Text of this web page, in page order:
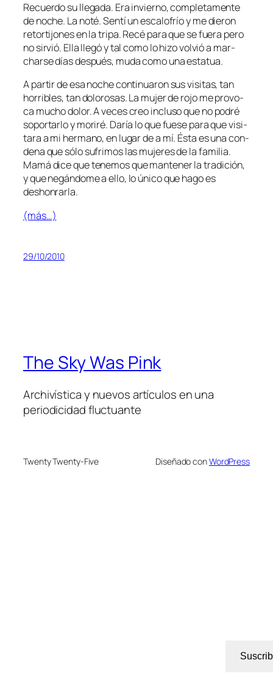
Recuerdo su lle­ga­da. Era in­vierno, com­ple­ta­men­te
de no­che. La no­té. Sentí un es­ca­lo­frío y me die­ron
re­tor­ti­jo­nes en la tri­pa. Recé pa­ra que se fue­ra pe­ro
no sir­vió. Ella lle­gó y tal co­mo lo hi­zo vol­vió a mar­
char­se días des­pués, mu­da co­mo una estatua.
A par­tir de esa no­che con­ti­nua­ron sus vi­si­tas, tan
ho­rri­bles, tan do­lo­ro­sas. La mu­jer de ro­jo me pro­vo­
ca mu­cho do­lor. A ve­ces creo in­clu­so que no po­dré
so­por­tar­lo y mo­ri­ré. Daría lo que fue­se pa­ra que vi­si­
ta­ra a mi her­mano, en lu­gar de a mí. Ésta es una con­
de­na que só­lo su­fri­mos las mu­je­res de la fa­mi­lia.
Mamá di­ce que te­ne­mos que man­te­ner la tra­di­ción,
y que ne­gán­do­me a ello, lo úni­co que ha­go es
deshonrarla.
(más…)
29/10/2010
The Sky Was Pink
Archivística y nuevos artículos en una
periodicidad fluctuante
Twenty Twenty-Five Diseñado conWordPress